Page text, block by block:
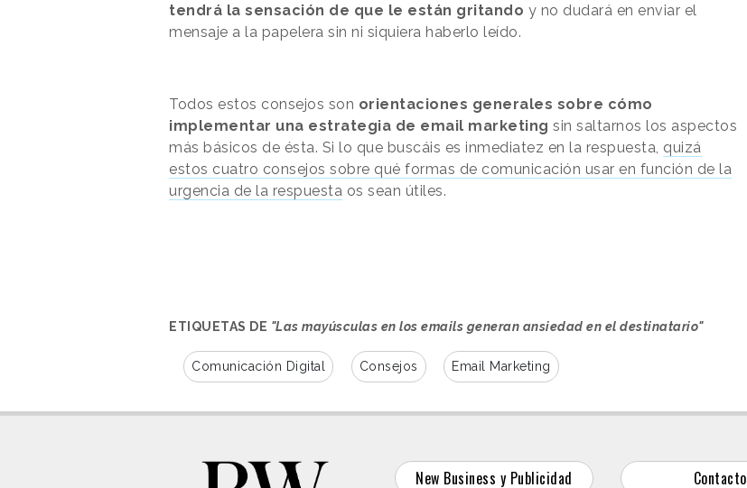
tendrá la sensación de que le están gritando y no dudará en enviar el
mensaje a la papelera sin ni siquiera haberlo leído.
Todos estos consejos son orientaciones generales sobre cómo
implementar una estrategia de email marketing sin saltarnos los aspectos
más básicos de ésta. Si lo que buscáis es inmediatez en la respuesta, quizá
estos cuatro consejos sobre qué formas de comunicación usar en función de la
urgencia de la respuesta os sean útiles.
ETIQUETAS DE "Las mayúsculas en los emails generan ansiedad en el destinatario"
Comunicación Digital Consejos Email Marketing
New Business y Publicidad Contacto